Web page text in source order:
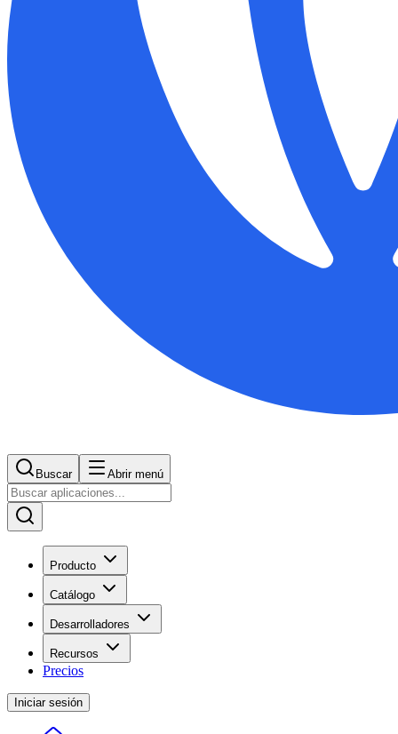
Buscar Abrir menú
Producto
Catálogo
Desarrolladores
Recursos
Precios
Iniciar sesión